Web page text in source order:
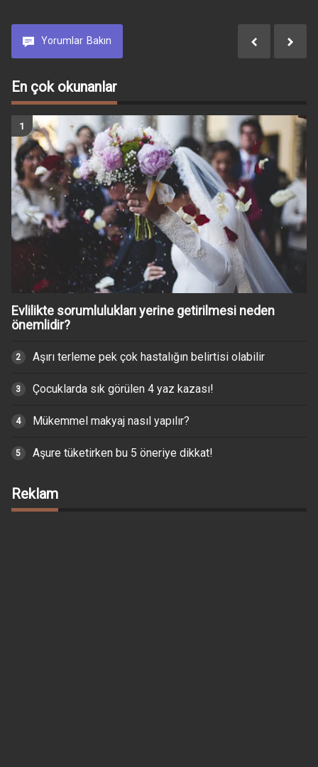
Yorumlar Bakın
En çok okunanlar
Evlilikte sorumlulukları yerine getirilmesi neden
önemlidir?
Aşırı terleme pek çok hastalığın belirtisi olabilir
Çocuklarda sık görülen 4 yaz kazası!
Mükemmel makyaj nasıl yapılır?
Aşure tüketirken bu 5 öneriye dikkat!
Reklam